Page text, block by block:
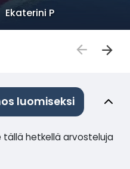
Ekaterini P
luomiseksi
tällä hetkellä arvosteluja